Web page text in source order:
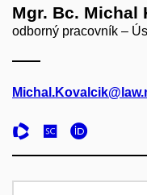
Mgr. Bc. Michal
odborný pracovník –